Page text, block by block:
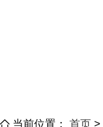
当前位置： 首页 >